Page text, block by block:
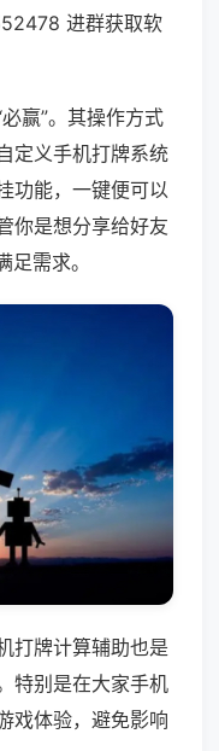
进群获取软
赢”。其操作方式
定义手机打牌系统
功能，一键便可以
你是想分享给好友
需求。
打牌计算辅助也是
特别是在大家手机
戏体验，避免影响